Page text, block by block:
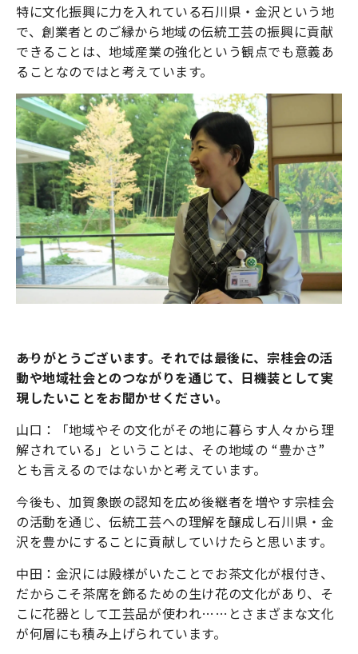
特に文化振興に力を入れている石川県・金沢という地
で、創業者とのご縁から地域の伝統工芸の振興に貢献
できることは、地域産業の強化という観点でも意義あ
ることなのではと考えています。
――ありがとうございます。それでは最後に、宗桂会の活
動や地域社会とのつながりを通じて、日機装として実
現したいことをお聞かせください。
山口：「地域やその文化がその地に暮らす人々から理
解されている」ということは、その地域の “豊かさ”
とも言えるのではないかと考えています。
今後も、加賀象嵌の認知を広め後継者を増やす宗桂会
の活動を通じ、伝統工芸への理解を醸成し石川県・金
沢を豊かにすることに貢献していけたらと思います。
中田：金沢には殿様がいたことでお茶文化が根付き、
だからこそ茶席を飾るための生け花の文化があり、そ
こに花器として工芸品が使われ……とさまざまな文化
が何層にも積み上げられています。